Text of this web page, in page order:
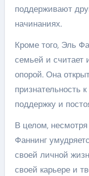
поддерживают
начинаниях.
Кроме того, Эль
семьей и считает
опорой. Она
признательность
поддержку и
В целом,
Фаннинг
своей личной
своей карьере и